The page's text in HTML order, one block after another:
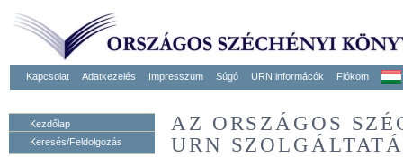
Kapcsolat Adatkezelés Impresszum Súgó URN informácók Fiókom
Kezdőlap
Keresés/Feldolgozás
AZ ORSZÁGOS
URN